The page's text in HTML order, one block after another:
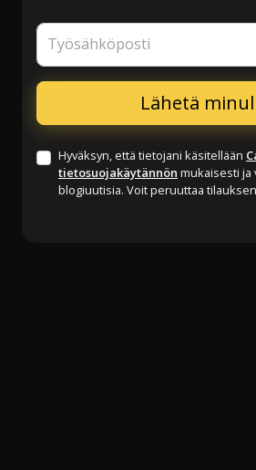
Työsähköposti
Hyväksyn, että tietojani käsitellään
tietosuojakäytännön mukaisesti ja
blogiuutisia. Voit peruuttaa